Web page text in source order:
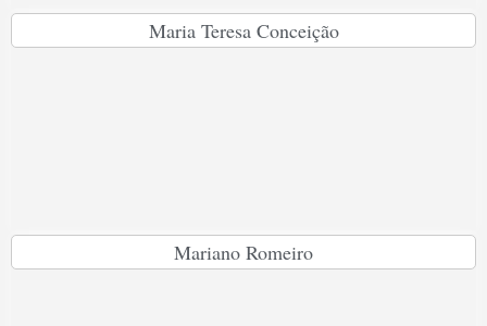
Maria Teresa Conceição
Mariano Romeiro